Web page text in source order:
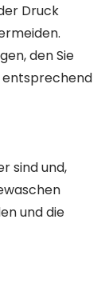
Druck
den Sie
entsprechend
sind und,
und die